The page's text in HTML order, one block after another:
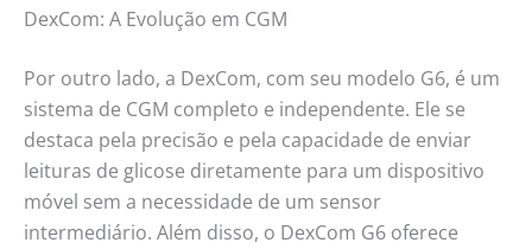
DexCom: A Evolução em CGM
Por outro lado, a DexCom, com seu modelo G6, é um
sistema de CGM completo e independente. Ele se
destaca pela precisão e pela capacidade de enviar
leituras de glicose diretamente para um dispositivo
móvel sem a necessidade de um sensor
intermediário. Além disso, o DexCom G6 oferece